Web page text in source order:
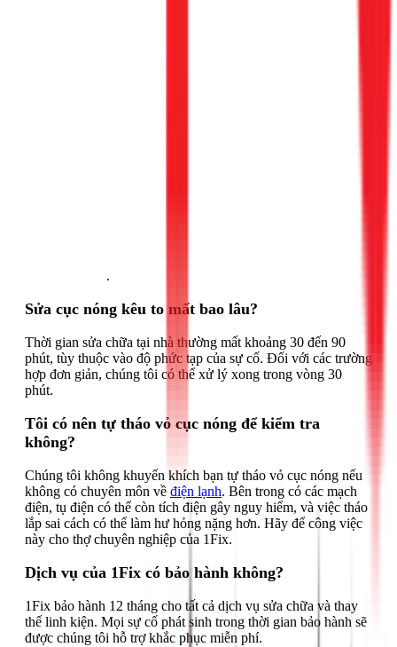
.
Sửa cục nóng kêu to mất bao lâu?
Thời gian sửa chữa tại nhà thường mất khoảng 30 đến 90
phút, tùy thuộc vào độ phức tạp của sự cố. Đối với các trường
hợp đơn giản, chúng tôi có thể xử lý xong trong vòng 30
phút.
Tôi có nên tự tháo vỏ cục nóng để kiểm tra
không?
Chúng tôi không khuyến khích bạn tự tháo vỏ cục nóng nếu
không có chuyên môn về điện lạnh. Bên trong có các mạch
điện, tụ điện có thể còn tích điện gây nguy hiểm, và việc tháo
lắp sai cách có thể làm hư hỏng nặng hơn. Hãy để công việc
này cho thợ chuyên nghiệp của 1Fix.
Dịch vụ của 1Fix có bảo hành không?
1Fix bảo hành 12 tháng cho tất cả dịch vụ sửa chữa và thay
thế linh kiện. Mọi sự cố phát sinh trong thời gian bảo hành sẽ
được chúng tôi hỗ trợ khắc phục miễn phí.